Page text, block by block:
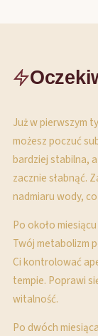
Już w pierwszym
możesz poczuć
bardziej stabilna,
zacznie słabnąć.
nadmiaru wody,
Po około
Twój metabolizm
Ci kontrolować
tempie. Poprawi
witalność.
Po dwóch